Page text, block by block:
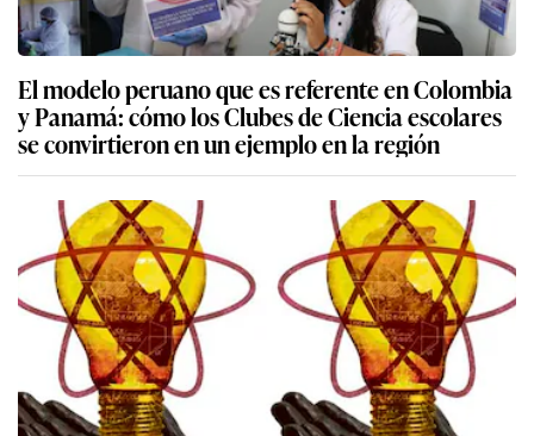
El modelo peruano que es referente en Colombia
y Panamá: cómo los Clubes de Ciencia escolares
se convirtieron en un ejemplo en la región